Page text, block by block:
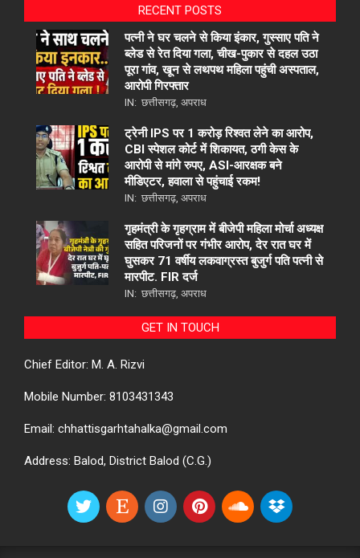
RECENT POSTS
पत्नी ने घर चलने से किया इंकार, गुस्साए पति ने
ब्लेड से रेत दिया गला, चीख-पुकार से दहल उठा
पूरा गांव, खून से लथपथ महिला पहुंची अस्पताल,
आरोपी गिरफ्तार
IN: छत्तीसगढ़ अपराध
ट्रेनी IPS पर 1 करोड़ रिश्वत लेने का आरोप,
CBI स्पेशल कोर्ट में शिकायत, ठगी केस के
आरोपी से मांगे रुपए, ASI-आरक्षक बने
मीडिएटर, हवाला से पहुंचाई रकम!
IN: छत्तीसगढ़ अपराध
गृहमंत्री के गृहग्राम में बीजेपी महिला मोर्चा अध्यक्ष
सहित परिजनों पर गंभीर आरोप, देर रात घर में
घुसकर 71 वर्षीय लकवाग्रस्त बुजुर्ग पति पत्नी से
मारपीट. FIR दर्ज
IN: छत्तीसगढ़ अपराध
GET IN TOUCH
Chief Editor: M. A. Rizvi
Mobile Number: 8103431343
Email: chhattisgarhtahalka@gmail.com
Address: Balod, District Balod (C.G.)